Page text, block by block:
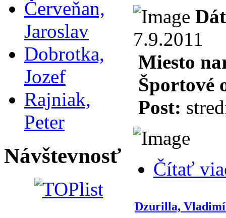
Červeňan,
Jaroslav
Dobrotka,
Jozef
Rajniak,
Peter
Návštevnosť
7.9.2011
Miesto
Športové
Post:
Čítať
Dzurilla,